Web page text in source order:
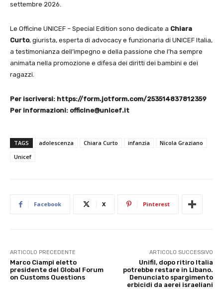
settembre 2026.
Le Officine UNICEF – Special Edition sono dedicate a Chiara
Curto, giurista, esperta di advocacy e funzionaria di UNICEF Italia,
a testimonianza dell’impegno e della passione che l’ha sempre
animata nella promozione e difesa dei diritti dei bambini e dei
ragazzi.
Per iscriversi: https://form.jotform.com/253514837812359
Per informazioni: officine@unicef.it
TAGS adolescenza Chiara Curto infanzia
Nicola Graziano
Unicef
Facebook X Pinterest
ARTICOLO PRECEDENTE
Marco Ciampi eletto
presidente del Global Forum
on Customs Questions
ARTICOLO SUCCESSIVO
Unifil, dopo ritiro Italia
potrebbe restare in Libano.
Denunciato spargimento
erbicidi da aerei israeliani